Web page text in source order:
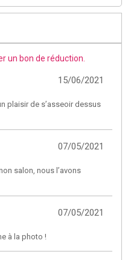
un bon de réduction.
15/06/2021
plaisir de s’asseoir dessus
07/05/2021
salon, nous l’avons
07/05/2021
à la photo !